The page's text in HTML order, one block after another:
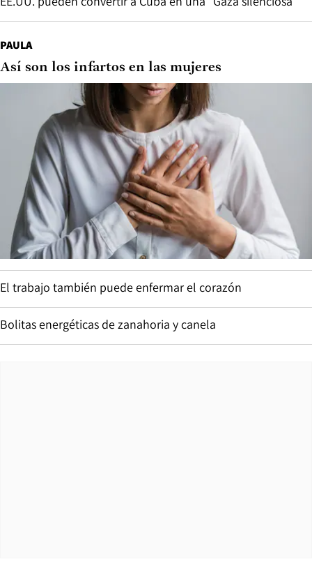
PAULA
Así son los infartos en las mujeres
El trabajo también puede enfermar el corazón
Bolitas energéticas de zanahoria y canela